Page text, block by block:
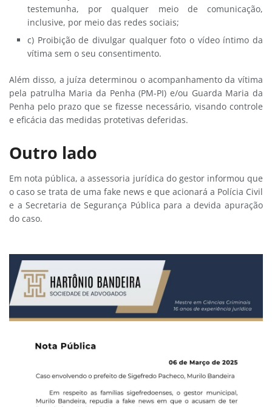
testemunha, por qualquer meio de comunicação,
inclusive, por meio das redes sociais;
c) Proibição de divulgar qualquer foto o vídeo íntimo da
vítima sem o seu consentimento.
Além disso, a juíza determinou o acompanhamento da vítima
pela patrulha Maria da Penha (PM-PI) e/ou Guarda Maria da
Penha pelo prazo que se fizesse necessário, visando controle
e eficácia das medidas protetivas deferidas.
Outro lado
Em nota pública, a assessoria jurídica do gestor informou que
o caso se trata de uma fake news e que acionará a Polícia Civil
e a Secretaria de Segurança Pública para a devida apuração
do caso.